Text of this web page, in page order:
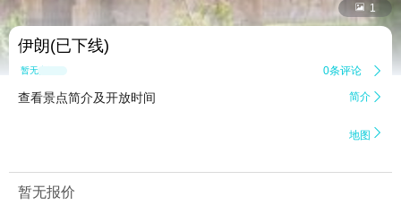
 1
伊朗(已下线)
暂无点评 0条评论 
查看景点简介及开放时间 简介 
地图 
暂无报价